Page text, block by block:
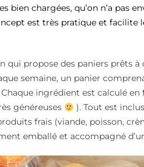
bien chargées, qu’on n’a pas
est très pratique et facilite
qui propose des paniers prêts à
semaine, un panier
ingrédient est calculé
généreuses
). Tout est
frais (viande, poisson,
emballé et accompagné